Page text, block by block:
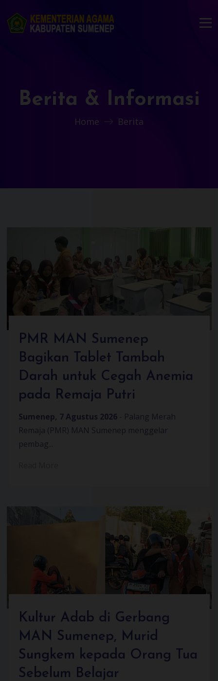
Berita & Informasi
Home Berita
PMR MAN Sumenep
Bagikan Tablet Tambah
Darah untuk Cegah Anemia
pada Remaja Putri
Sumenep, 7 Agustus 2026 - Palang Merah
Remaja (PMR) MAN Sumenep menggelar
pembag...
Kultur Adab di Gerbang
MAN Sumenep, Murid
Sungkem kepada Orang Tua
Sebelum Belajar